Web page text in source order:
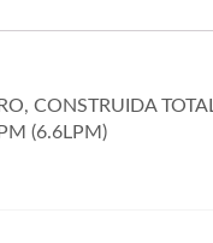
CONSTRUIDA
(6.6LPM)